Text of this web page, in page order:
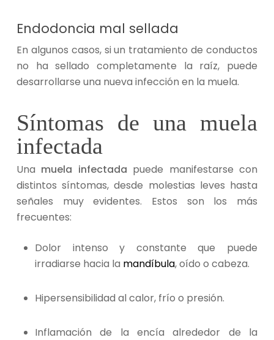
Endodoncia mal sellada
En algunos casos, si un tratamiento de conductos
no ha sellado completamente la raíz, puede
desarrollarse una nueva infección en la muela.
Síntomas de una muela
infectada
Una muela infectada puede manifestarse con
distintos síntomas, desde molestias leves hasta
señales muy evidentes. Estos son los más
frecuentes:
Dolor intenso y constante que puede
irradiarse hacia la mandíbula, oído o cabeza.
Hipersensibilidad al calor, frío o presión.
Inflamación de la encía alrededor de la